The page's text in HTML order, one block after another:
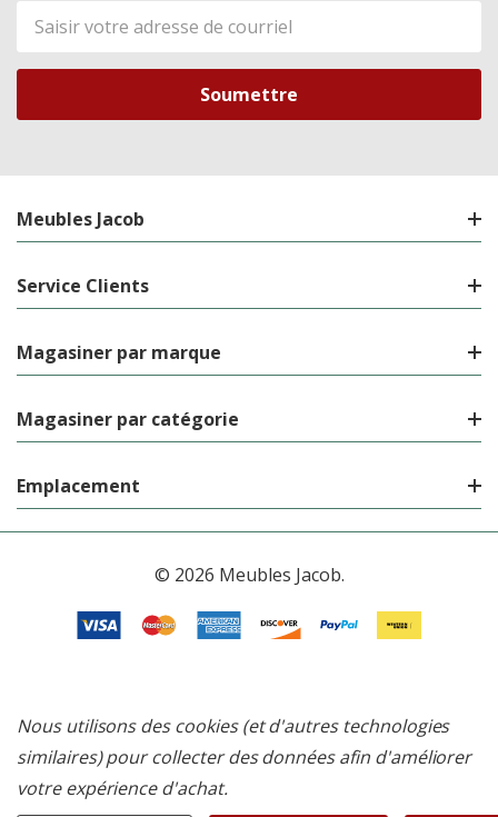
Adresse
de
courriel
Meubles Jacob
Service Clients
Magasiner par marque
Magasiner par catégorie
Emplacement
© 2026 Meubles Jacob.
Nous utilisons des cookies (et d'autres technologies
similaires) pour collecter des données afin d'améliorer
votre expérience d'achat.